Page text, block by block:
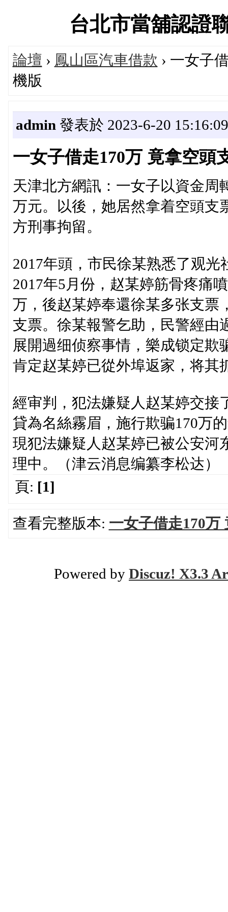
台北市當舖認證
論壇 › 鳳山區汽車借款 › 一女子
機版
admin 發表於 2023-6-20 15:16:09
一女子借走170万 竟拿空頭
天津北方網訊：一女子以資金周
万元。以後，她居然拿着空頭支
方刑事拘留。
2017年頭，市民徐某熟悉了观
2017年5月份，赵某婷筋骨疼痛
万，後赵某婷奉還徐某多张支票
支票。徐某報警乞助，民警經由
展開過细侦察事情，樂成锁定欺
肯定赵某婷已從外埠返家，将其
經审判，犯法嫌疑人赵某婷交接
貸為名絲霧眉，施行欺骗170万
現犯法嫌疑人赵某婷已被公安河
理中。（津云消息编纂李松达）
頁: [1]
查看完整版本: 一女子借走170万
Powered by Discuz! X3.3